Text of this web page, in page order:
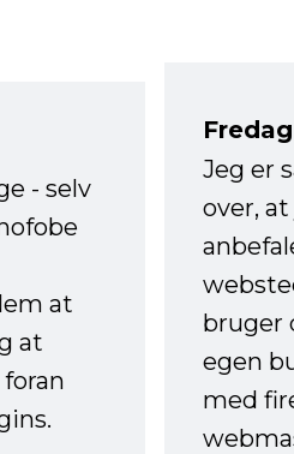
- selv
at
at
Jeg er
over,
bruger
egen
med